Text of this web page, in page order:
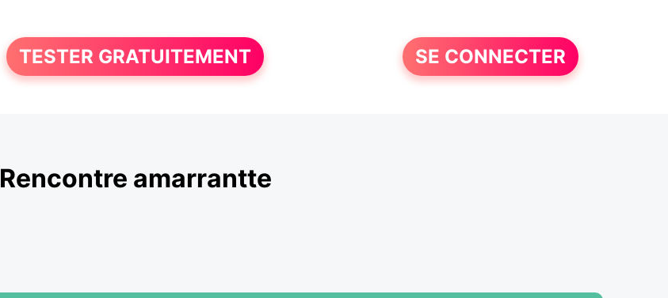
TESTER GRATUITEMENT SE CONNECTER
Rencontre amarrantte